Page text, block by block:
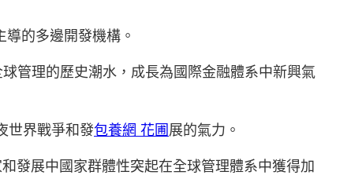
的多邊開發機構。
管理的歷史潮水，成長為國際金融體系中新興氣
世界戰爭和發包養網 花圃展的氣力。
發展中國家群體性突起在全球管理體系中獲得加